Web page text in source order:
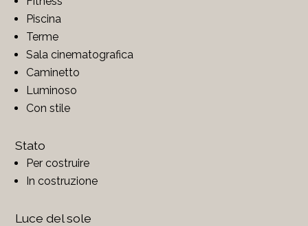
Piscina
Terme
Sala cinematografica
Caminetto
Luminoso
Con stile
Stato
Per costruire
In costruzione
Luce del sole